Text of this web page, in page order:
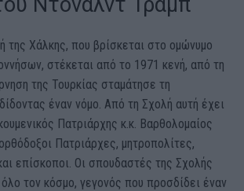
της Χάλκης, που βρίσκεται στο ομώνυμο
στέκεται από το 1971 κενή, από τη
της Τουρκίας σταμάτησε τη
έναν νόμο. Από τη Σχολή αυτή έχει
Πατριάρχης κ.κ. Βαρθολομαίος
Πατριάρχες, μητροπολίτες,
επίσκοποι. Οι σπουδαστές της Σχολής
τον κόσμο, γεγονός που προσδίδει έναν